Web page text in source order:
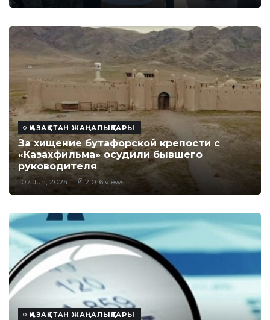
ҚАЗАҚСТАН ЖАҢАЛЫҚТАРЫ
За хищение бутафорской крепости с
«Казахфильма» осудили бывшего
руководителя
07 Jun, 2024 2,016 views
ҚАЗАҚСТАН ЖАҢАЛЫҚТАРЫ